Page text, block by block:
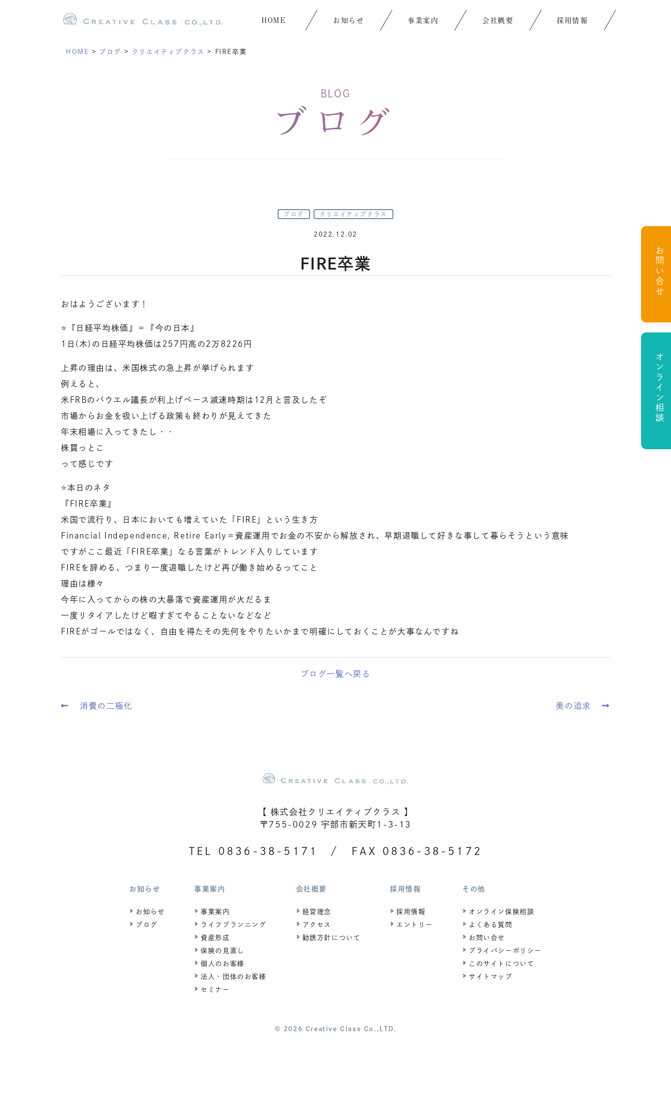
HOME お知らせ 事業案内 会社概要 採用情報
お問い合せ
オンライン相談
HOME > ブログ > クリエイティブクラス > FIRE卒業
BLOG
ブログ
ブログ クリエイティブクラス
2022.12.02
FIRE卒業
おはようございます！
⭐️『日経平均株価』＝『今の日本』
1日(木)の日経平均株価は257円高の2万8226円
上昇の理由は、米国株式の急上昇が挙げられます
例えると、
米FRBのパウエル議長が利上げペース減速時期は12月と言及したぞ
市場からお金を吸い上げる政策も終わりが見えてきた
年末相場に入ってきたし・・
株買っとこ
って感じです
⭐️本日のネタ
『FIRE卒業』
米国で流行り、日本においても増えていた「FIRE」という生き方
Financial Independence, Retire Early＝資産運用でお金の不安から解放され、早期退職して好きな事して暮らそうという意味
ですがここ最近「FIRE卒業」なる言葉がトレンド入りしています
FIREを辞める、つまり一度退職したけど再び働き始めるってこと
理由は様々
今年に入ってからの株の大暴落で資産運用が火だるま
一度リタイアしたけど暇すぎてやることないなどなど
FIREがゴールではなく、自由を得たその先何をやりたいかまで明確にしておくことが大事なんですね
ブログ一覧へ戻る
消費の二極化 美の追求
【 株式会社クリエイティブクラス 】
〒755-0029 宇部市新天町1-3-13
TEL 0836-38-5171 / FAX 0836-38-5172
お知らせ
お知らせ
ブログ
事業案内
事業案内
ライフプランニング
資産形成
保険の見直し
個人のお客様
法人・団体のお客様
セミナー
会社概要
経営理念
アクセス
勧誘方針について
採用情報
採用情報
エントリー
その他
オンライン保険相談
よくある質問
お問い合せ
プライバシーポリシー
このサイトについて
サイトマップ
© 2026 Creative Class Co.,LTD.